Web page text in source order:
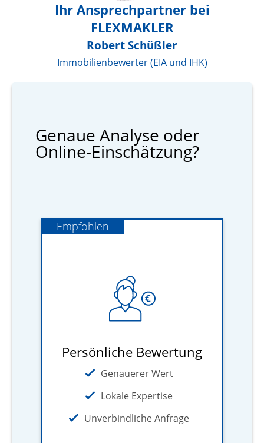
Ihr Ansprechpartner bei
FLEXMAKLER
Robert Schüßler
Immobilienbewerter (EIA und IHK)
Genaue Analyse oder
Online-Einschätzung?
Empfohlen
Persönliche Bewertung
Genauerer Wert
Lokale Expertise
Unverbindliche Anfrage